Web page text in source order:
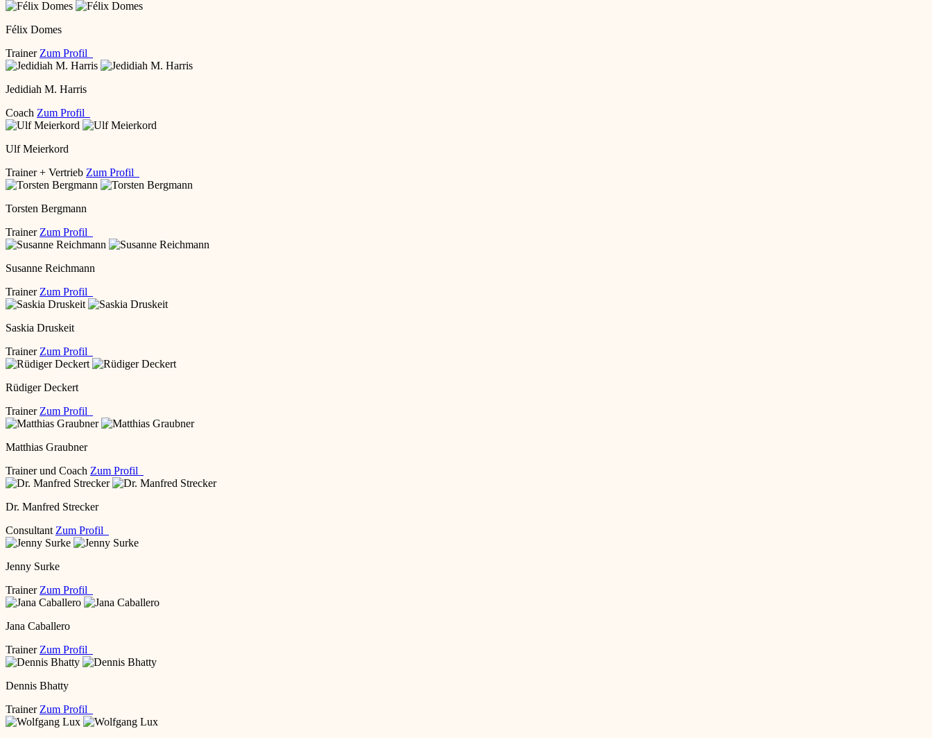
Félix Domes
Trainer Zum Profil
Jedidiah M. Harris
Coach Zum Profil
Ulf Meierkord
Trainer + Vertrieb Zum Profil
Torsten Bergmann
Trainer Zum Profil
Susanne Reichmann
Trainer Zum Profil
Saskia Druskeit
Trainer Zum Profil
Rüdiger Deckert
Trainer Zum Profil
Matthias Graubner
Trainer und Coach Zum Profil
Dr. Manfred Strecker
Consultant Zum Profil
Jenny Surke
Trainer Zum Profil
Jana Caballero
Trainer Zum Profil
Dennis Bhatty
Trainer Zum Profil